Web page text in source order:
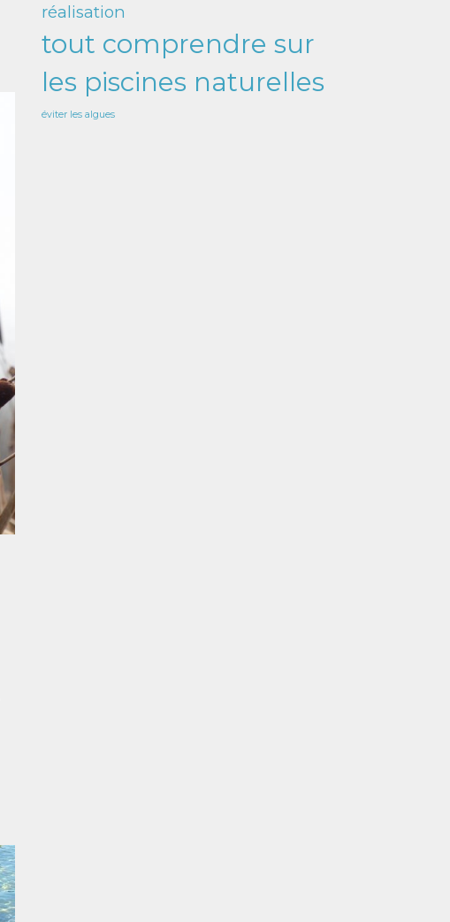
réalisation
tout comprendre sur
les piscines naturelles
éviter les algues